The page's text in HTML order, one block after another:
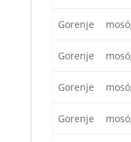
Gorenje
Gorenje
Gorenje
Gorenje